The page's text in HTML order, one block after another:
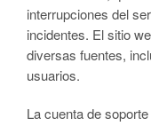
interrupciones del
incidentes. El sitio
diversas fuentes,
usuarios.
La cuenta de